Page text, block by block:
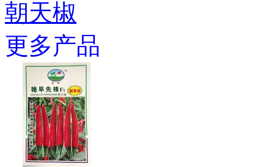
朝天椒
更多产品